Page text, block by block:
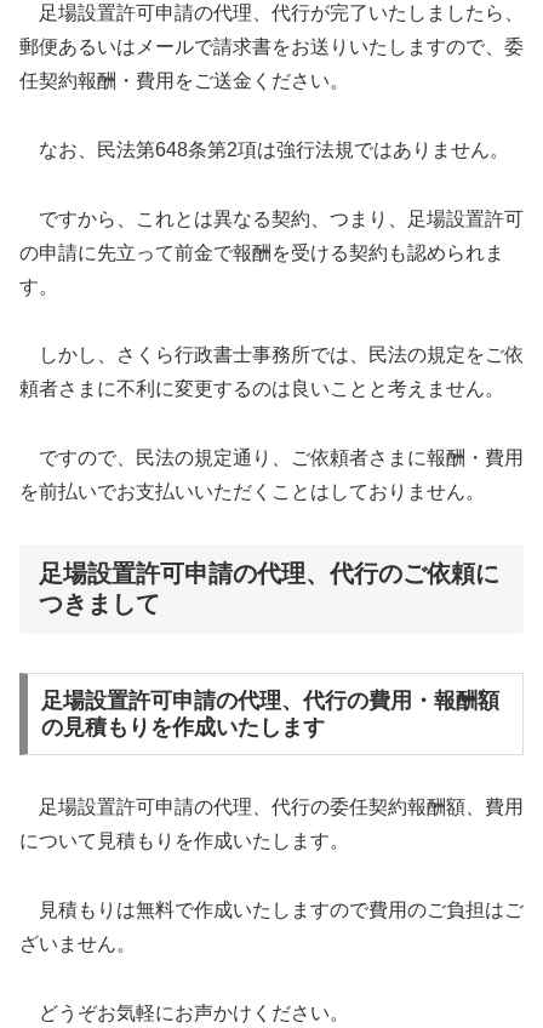
足場設置許可申請の代理、代行が完了いたしましたら、
郵便あるいはメールで請求書をお送りいたしますので、委
任契約報酬・費用をご送金ください。
なお、民法第648条第2項は強行法規ではありません。
ですから、これとは異なる契約、つまり、足場設置許可
の申請に先立って前金で報酬を受ける契約も認められま
す。
しかし、さくら行政書士事務所では、民法の規定をご依
頼者さまに不利に変更するのは良いことと考えません。
ですので、民法の規定通り、ご依頼者さまに報酬・費用
を前払いでお支払いいただくことはしておりません。
足場設置許可申請の代理、代行のご依頼に
つきまして
足場設置許可申請の代理、代行の費用・報酬額
の見積もりを作成いたします
足場設置許可申請の代理、代行の委任契約報酬額、費用
について見積もりを作成いたします。
見積もりは無料で作成いたしますので費用のご負担はご
ざいません。
どうぞお気軽にお声かけください。